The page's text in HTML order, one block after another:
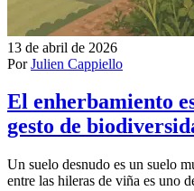
13 de abril de 2026
Por Julien Cappiello
El enherbamiento
gesto de
Un suelo desnudo es un suelo
entre las hileras de viña es uno